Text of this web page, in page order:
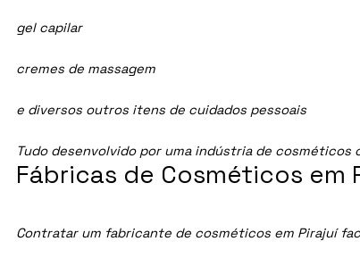
gel capilar
cremes de massagem
e diversos outros itens de cuidados pessoais
Tudo desenvolvido por uma indústria de cosméticos
Contratar um fabricante de cosméticos em Pirajuí
Fábricas de Cosméticos em